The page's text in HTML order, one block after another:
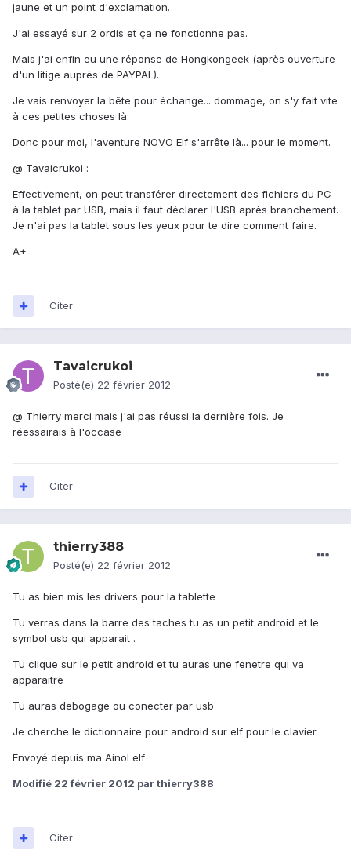
jaune et un point d'exclamation.
J'ai essayé sur 2 ordis et ça ne fonctionne pas.
Mais j'ai enfin eu une réponse de Hongkongeek (après ouverture
d'un litige auprès de PAYPAL).
Je vais renvoyer la bête pour échange... dommage, on s'y fait vite
à ces petites choses là.
Donc pour moi, l'aventure NOVO Elf s'arrête là... pour le moment.
@ Tavaicrukoi :
Effectivement, on peut transférer directement des fichiers du PC
à la tablet par USB, mais il faut déclarer l'USB après branchement.
Je n'ai pas la tablet sous les yeux pour te dire comment faire.
A+
Citer
Tavaicrukoi
Posté(e) 22 février 2012
@ Thierry merci mais j'ai pas réussi la dernière fois. Je
réessairais à l'occase
Citer
thierry388
Posté(e) 22 février 2012
Tu as bien mis les drivers pour la tablette
Tu verras dans la barre des taches tu as un petit android et le
symbol usb qui apparait .
Tu clique sur le petit android et tu auras une fenetre qui va
apparaitre
Tu auras debogage ou conecter par usb
Je cherche le dictionnaire pour android sur elf pour le clavier
Envoyé depuis ma Ainol elf
Modifié 22 février 2012 par thierry388
Citer